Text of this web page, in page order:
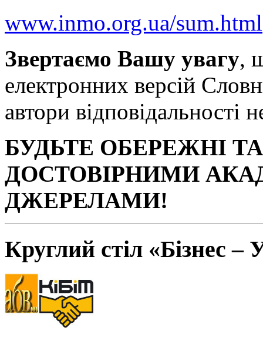
www.inmo.org.ua/sum.html
Звертаємо Вашу увагу,
електронних версій
автори відповідальності
БУДЬТЕ ОБЕРЕЖНІ
ДОСТОВІРНИМИ
ДЖЕРЕЛАМИ!
Круглий стіл «Бізнес –